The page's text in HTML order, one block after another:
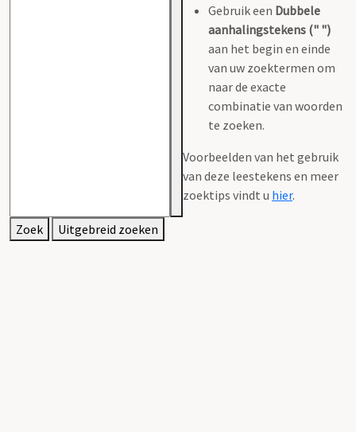
Gebruik een Dubbele
aanhalingstekens (" ")
aan het begin en einde
van uw zoektermen om
naar de exacte
combinatie van woorden
te zoeken.
Voorbeelden van het gebruik
van deze leestekens en meer
zoektips vindt u hier.
Zoek Uitgebreid zoeken